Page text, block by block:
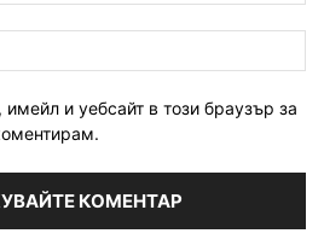
и уебсайт в този браузър за